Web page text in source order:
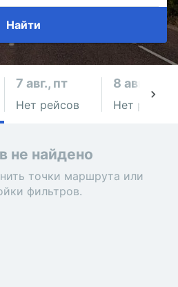
Найти
7 авг., пт
Нет рейсов
8 авг., сб
Нет рейсов
не найдено
точки маршрута или
фильтров.